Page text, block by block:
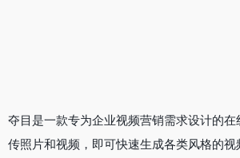
夺目是一款专为企业视频营销需求设计的在
传照片和视频，即可快速生成各类风格的